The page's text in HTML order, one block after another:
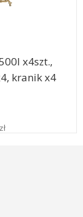
x4szt.,
kranik x4